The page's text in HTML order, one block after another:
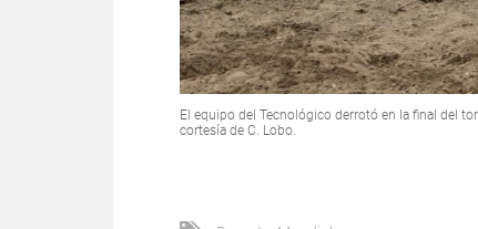
El equipo del Tecnológico derrotó en la final del
cortesía de C. Lobo.